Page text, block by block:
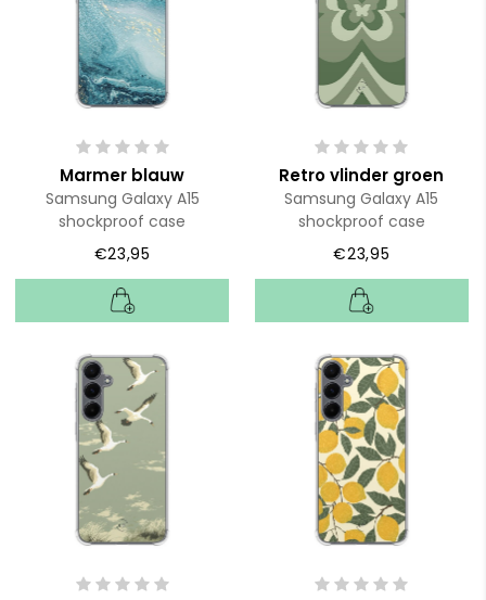
Marmer blauw
Samsung Galaxy A15
shockproof case
€23,95
Retro vlinder groen
Samsung Galaxy A15
shockproof case
€23,95